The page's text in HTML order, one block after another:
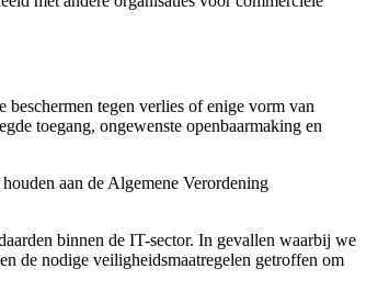
tegen verlies of enige vorm van
toegang, ongewenste openbaarmaking en
aan de Algemene Verordening
binnen de IT-sector. In gevallen waarbij we
de nodige veiligheidsmaatregelen getroffen om